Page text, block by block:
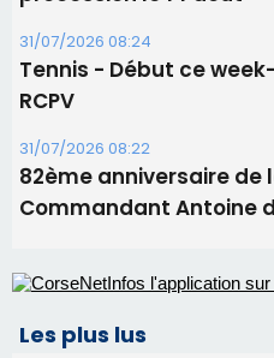
Les plus lus
Satine Nomary est la
Éclipse du 12 août : la
d'un spectacle qui ne
avant le concert de
consommation en recul